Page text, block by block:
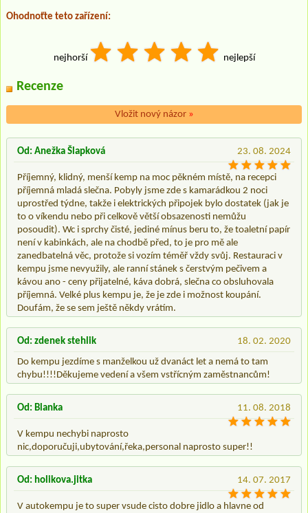
Ohodnoťte teto zařízení:
nejhorší nejlepší
Recenze
Vložit nový názor »
23. 08. 2024
Od: Anežka Šlapková
Příjemný, klidný, menší kemp na moc pěkném místě, na recepci
příjemná mladá slečna. Pobyly jsme zde s kamarádkou 2 noci
uprostřed týdne, takže i elektrických připojek bylo dostatek (jak je
to o víkendu nebo při celkově větší obsazenosti nemůžu
posoudit). Wc i sprchy čisté, jediné mínus beru to, že toaletní papír
není v kabinkách, ale na chodbě před, to je pro mě ale
zanedbatelná věc, protože si vozím téměř vždy svůj. Restauraci v
kempu jsme nevyužily, ale ranní stánek s čerstvým pečivem a
kávou ano - ceny přijatelné, káva dobrá, slečna co obsluhovala
příjemná. Velké plus kempu je, že je zde i možnost koupání.
Doufám, že se sem ještě někdy vrátím.
18. 02. 2020
Od: zdenek stehlik
Do kempu jezdíme s manželkou už dvanáct let a nemá to tam
chybu!!!!Děkujeme vedení a všem vstřícným zaměstnancům!
11. 08. 2018
Od: Blanka
V kempu nechybi naprosto
nic,doporučuji,ubytování,řeka,personal naprosto super!!
14. 07. 2017
Od: holikova.jitka
V autokempu je to super vsude cisto dobre jidlo a hlavne od